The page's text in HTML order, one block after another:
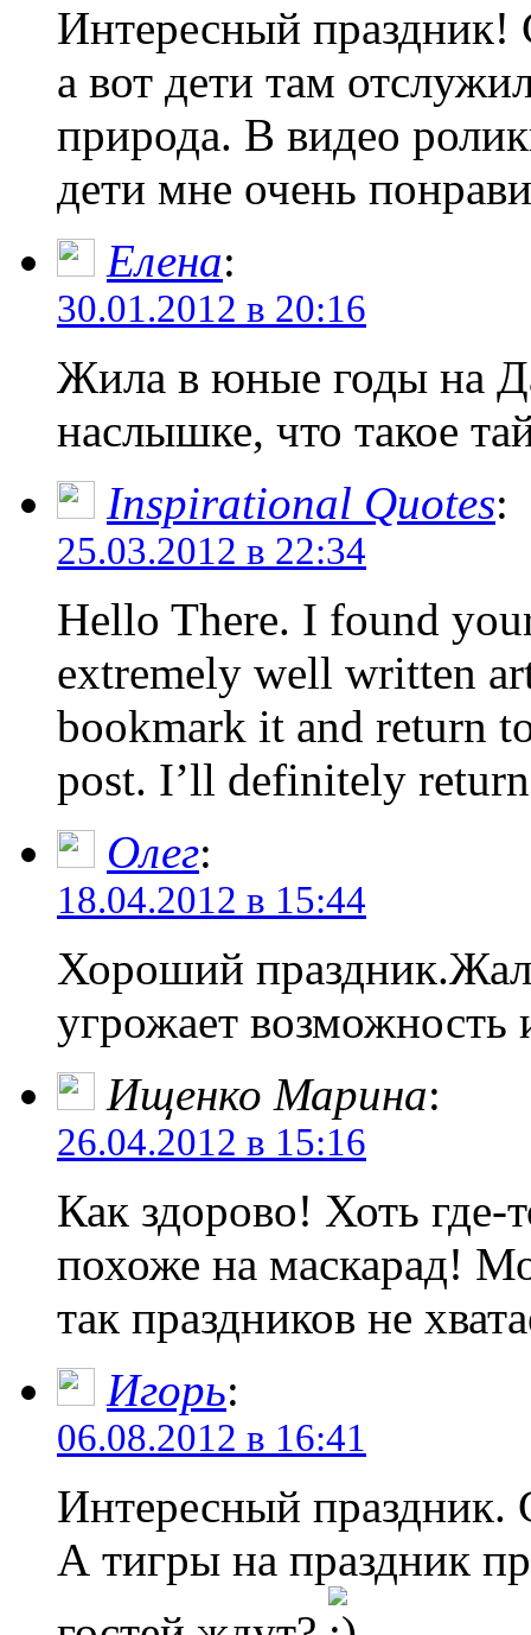
Интересный праздник!
а вот дети там
природа. В видео
дети мне очень
Елена:
30.01.2012 в 20:16
Жила в юные годы на
наслышке, что такое
Inspirational Quotes:
25.03.2012 в 22:34
Hello There. I found
extremely well written
bookmark it and return
post. I’ll definitely
Олег:
18.04.2012 в 15:44
Хороший
угрожает возможность
Ищенко Марина:
26.04.2012 в 15:16
Как здорово! Хоть где-
похоже на маскарад!
так праздников не
Игорь:
06.08.2012 в 16:41
Интересный праздник.
А тигры на праздник